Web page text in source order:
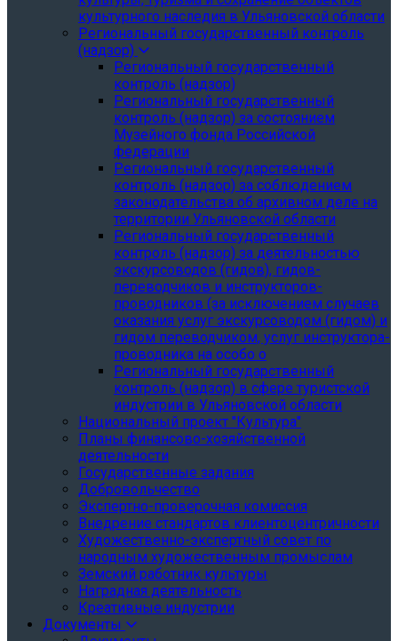
культурного наследия в Ульяновской области
Региональный государственный контроль
(надзор)
Региональный государственный
контроль (надзор)
Региональный государственный
контроль (надзор) за состоянием
Музейного фонда Российской
федерации
Региональный государственный
контроль (надзор) за соблюдением
законодательства об архивном деле на
территории Ульяновской области
Региональный государственный
контроль (надзор) за деятельностью
экскурсоводов (гидов), гидов-
переводчиков и инструкторов-
проводников (за исключением случаев
оказания услуг экскурсоводом (гидом) и
гидом переводчиком, услуг инструктора-
проводника на особо о
Региональный государственный
контроль (надзор) в сфере туристской
индустрии в Ульяновской области
Национальный проект "Культура"
Планы финансово-хозяйственной
деятельности
Государственные задания
Добровольчество
Экспертно-проверочная комиссия
Внедрение стандартов клиентоцентричности
Художественно-экспертный совет по
народным художественным промыслам
Земский работник культуры
Наградная деятельность
Креативные индустрии
Документы